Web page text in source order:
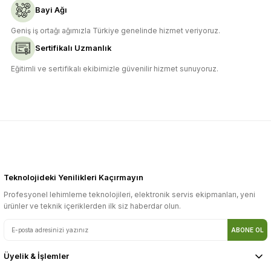
Bayi Ağı
Geniş iş ortağı ağımızla Türkiye genelinde hizmet veriyoruz.
Sertifikalı Uzmanlık
Eğitimli ve sertifikalı ekibimizle güvenilir hizmet sunuyoruz.
Teknolojideki Yenilikleri Kaçırmayın
Profesyonel lehimleme teknolojileri, elektronik servis ekipmanları, yeni
ürünler ve teknik içeriklerden ilk siz haberdar olun.
ABONE OL
Üyelik & İşlemler